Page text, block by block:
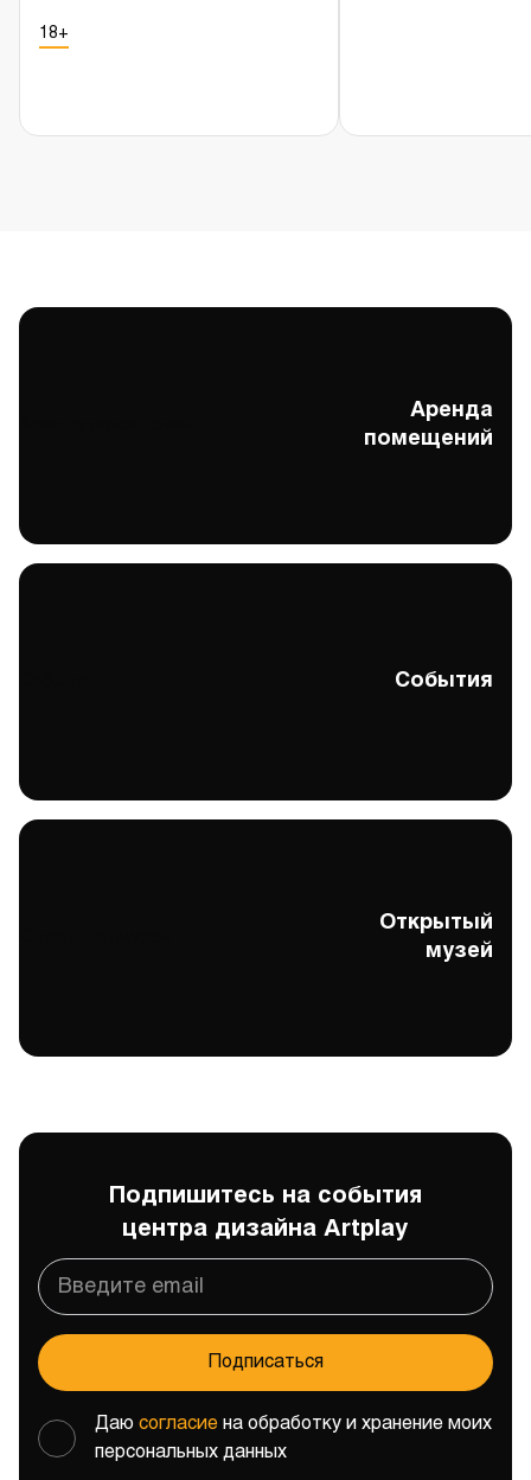
18+
Аренда
помещений
События
Открытый
музей
Подпишитесь на события
центра дизайна Artplay
Подписаться
Даю согласие на обработку и хранение моих
персональных данных